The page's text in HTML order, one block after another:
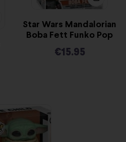
Star Wars Mandalorian
Boba Fett Funko Pop
€15.95